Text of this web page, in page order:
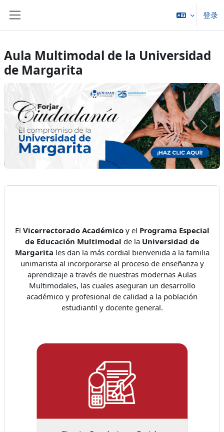
登录
Aula Multimodal de la Universidad
de Margarita
上一个 下一
El Vicerrectorado Académicoy el Programa Especial
de Educación Multimodal de la Universidad de
Margarita les dan la más cordial bienvenida a la familia
unimarista al incorporarse al proceso de enseñanza y
aprendizaje a través de nuestras modernas Aulas
Multimodales, las cuales aseguran un desarrollo
académico y profesional de calidad a la población
estudiantil y docente general.